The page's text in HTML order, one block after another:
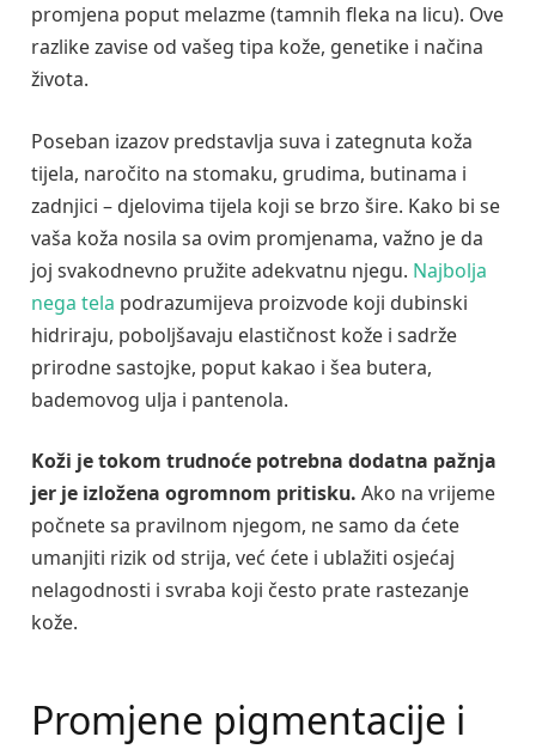
promjena poput melazme (tamnih fleka na licu). Ove
razlike zavise od vašeg tipa kože, genetike i načina
života.
Poseban izazov predstavlja suva i zategnuta koža
tijela, naročito na stomaku, grudima, butinama i
zadnjici – djelovima tijela koji se brzo šire. Kako bi se
vaša koža nosila sa ovim promjenama, važno je da
joj svakodnevno pružite adekvatnu njegu. Najbolja
nega tela podrazumijeva proizvode koji dubinski
hidriraju, poboljšavaju elastičnost kože i sadrže
prirodne sastojke, poput kakao i šea butera,
bademovog ulja i pantenola.
Koži je tokom trudnoće potrebna dodatna pažnja
jer je izložena ogromnom pritisku. Ako na vrijeme
počnete sa pravilnom njegom, ne samo da ćete
umanjiti rizik od strija, već ćete i ublažiti osjećaj
nelagodnosti i svraba koji često prate rastezanje
kože.
Promjene pigmentacije i